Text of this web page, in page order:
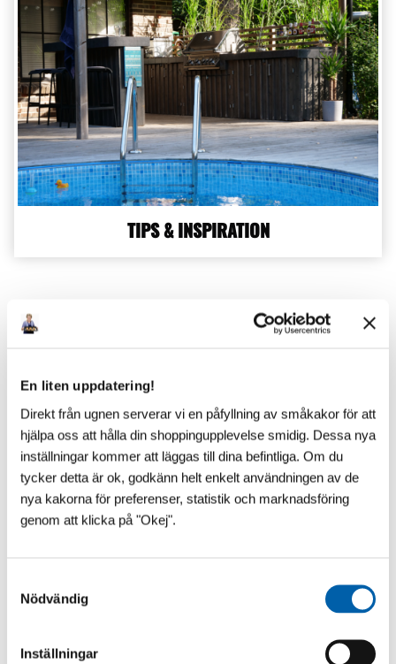
En liten uppdatering!
Direkt från ugnen serverar vi en påfyllning av småkakor för att
hjälpa oss att hålla din shoppingupplevelse smidig. Dessa nya
inställningar kommer att läggas till dina befintliga. Om du
tycker detta är ok, godkänn helt enkelt användningen av de
nya kakorna för preferenser, statistik och marknadsföring
genom att klicka på "Okej".
Nödvändig
Inställningar
TIPS & INSPIRATION
Senaste inlägg